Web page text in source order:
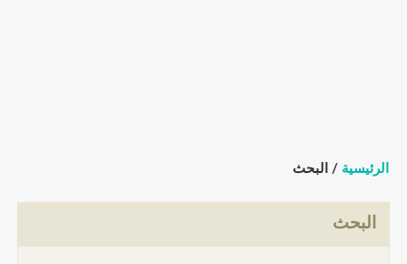
الرئيسية / البحث
البحث